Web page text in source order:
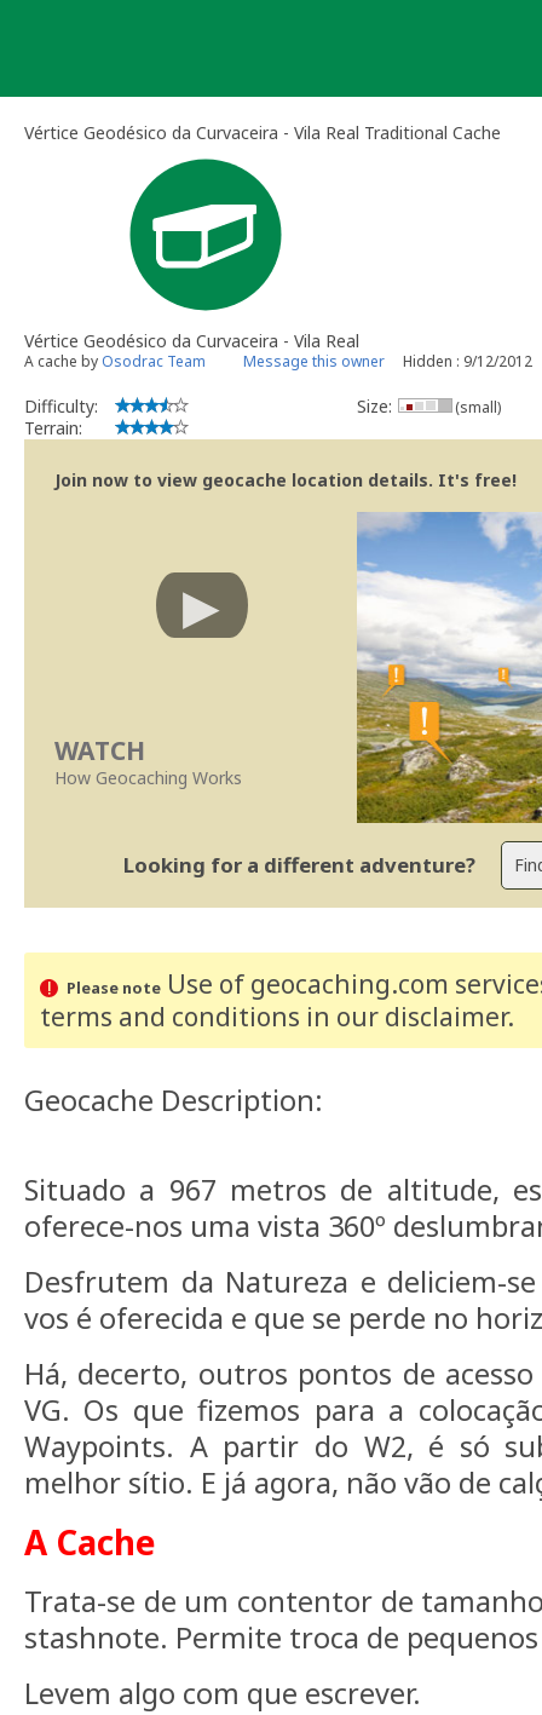
Vértice Geodésico da Curvaceira - Vila Real Traditional Cache
Vértice Geodésico da Curvaceira - Vila Real
A cache by Osodrac Team Message this owner Hidden : 9/12/2012
Difficulty:
Terrain:
Size: (small)
Join now to view geocache location details. It's free!
WATCH
How Geocaching Works
Looking for a different adventure?
Please noteUse of geocaching.com
terms and conditions in our disclaimer.
Geocache Description:
Situado a 967 metros de altitude,
oferece-nos uma vista 360º
Desfrutem da Natureza e deliciem-
vos é oferecida e que se perde no
Há, decerto, outros pontos de
VG. Os que fizemos para a
Waypoints. A partir do W2, é só
melhor sítio. E já agora, não vão de
A Cache
Trata-se de um contentor de
stashnote. Permite troca de
Levem algo com que escrever.